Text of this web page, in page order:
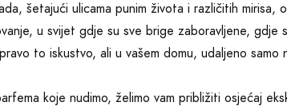
šetajući ulicama punim života i različitih
u svijet gdje su sve brige zaboravljene, gdje
to iskustvo, ali u vašem domu, udaljeno samo
koje nudimo, želimo vam približiti osjećaj